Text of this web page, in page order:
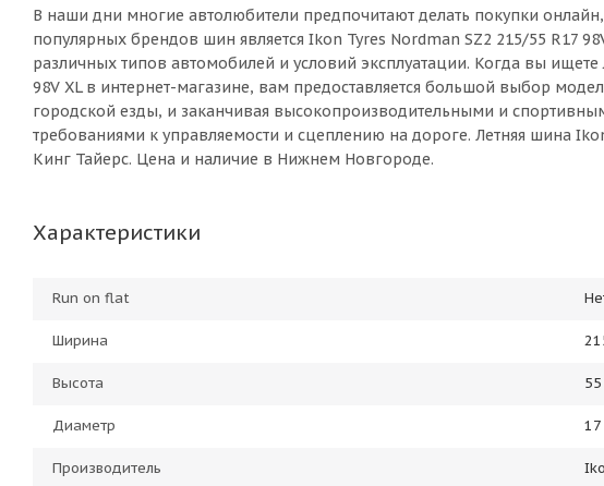
В наши дни многие автолюбители предпочитают делать покупки
популярных брендов шин является Ikon Tyres Nordman SZ2 215/55 R17
различных типов автомобилей и условий эксплуатации. Когда вы
98V XL в интернет-магазине, вам предоставляется большой выбор
городской езды, и заканчивая высокопроизводительными и
требованиями к управляемости и сцеплению на дороге. Летняя шина
Кинг Тайерс. Цена и наличие в Нижнем Новгороде.
Характеристики
Run on flat
Ширина
Высота 55
Диаметр 17
Производитель